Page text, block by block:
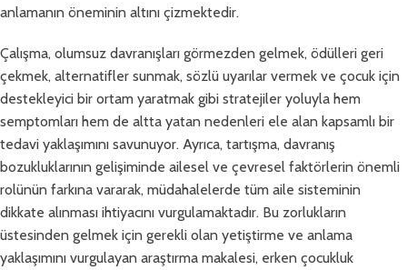
anlamanın öneminin altını çizmektedir.
Çalışma, olumsuz davranışları görmezden gelmek, ödülleri geri
çekmek, alternatifler sunmak, sözlü uyarılar vermek ve çocuk için
destekleyici bir ortam yaratmak gibi stratejiler yoluyla hem
semptomları hem de altta yatan nedenleri ele alan kapsamlı bir
tedavi yaklaşımını savunuyor. Ayrıca, tartışma, davranış
bozukluklarının gelişiminde ailesel ve çevresel faktörlerin önemli
rolünün farkına vararak, müdahalelerde tüm aile sisteminin
dikkate alınması ihtiyacını vurgulamaktadır. Bu zorlukların
üstesinden gelmek için gerekli olan yetiştirme ve anlama
yaklaşımını vurgulayan araştırma makalesi, erken çocukluk